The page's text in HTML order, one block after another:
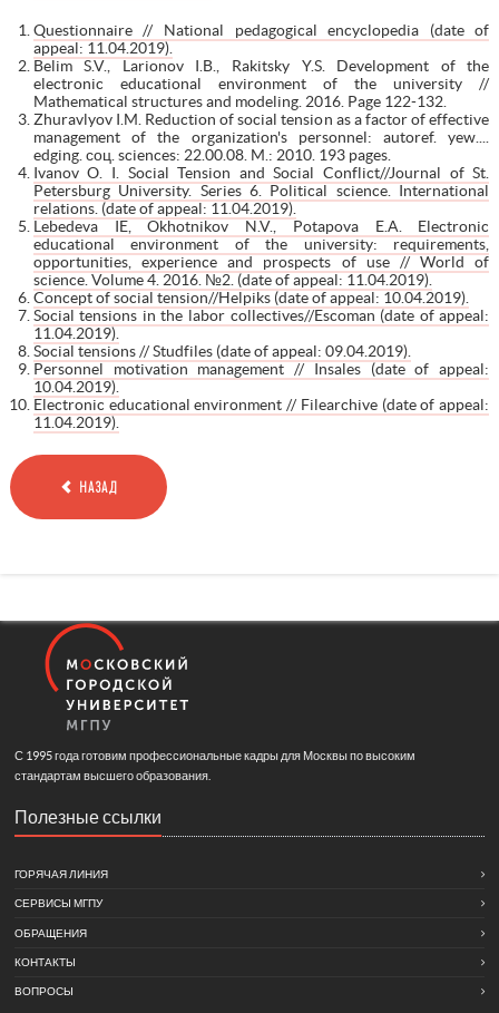
Questionnaire // National pedagogical encyclopedia (date of
appeal: 11.04.2019).
Belim S.V., Larionov I.B., Rakitsky Y.S. Development of the
electronic educational environment of the university //
Mathematical structures and modeling. 2016. Page 122-132.
Zhuravlyov I.M. Reduction of social tension as a factor of effective
management of the organization's personnel: autoref. yew....
edging. соц. sciences: 22.00.08. M.: 2010. 193 pages.
Ivanov O. I. Social Tension and Social Conflict//Journal of St.
Petersburg University. Series 6. Political science. International
relations. (date of appeal: 11.04.2019).
Lebedeva IE, Okhotnikov N.V., Potapova E.A. Electronic
educational environment of the university: requirements,
opportunities, experience and prospects of use // World of
science. Volume 4. 2016. №2. (date of appeal: 11.04.2019).
Concept of social tension//Helpiks (date of appeal: 10.04.2019).
Social tensions in the labor collectives//Escoman (date of appeal:
11.04.2019).
Social tensions // Studfiles (date of appeal: 09.04.2019).
Personnel motivation management // Insales (date of appeal:
10.04.2019).
Electronic educational environment // Filearchive (date of appeal:
11.04.2019).
НАЗАД
С 1995 года готовим профессиональные кадры для Москвы по высоким
стандартам высшего образования.
Полезные ссылки
ГОРЯЧАЯ ЛИНИЯ
СЕРВИСЫ МГПУ
ОБРАЩЕНИЯ
КОНТАКТЫ
ВОПРОСЫ